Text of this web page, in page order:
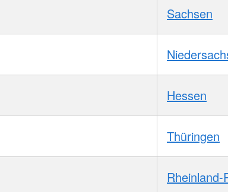
Sachsen
Hessen
Thüringen
Rheinland-